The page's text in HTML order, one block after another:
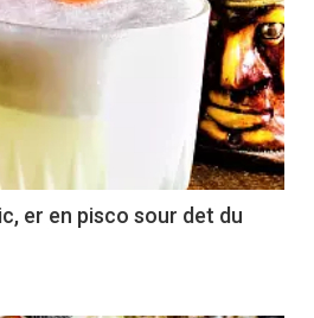
er en pisco sour det du